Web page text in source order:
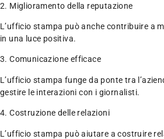
2. Miglioramento della reputazione
L’ufficio stampa può anche contribuire a
in una luce positiva.
3. Comunicazione efficace
L’ufficio stampa funge da ponte tra
gestire le interazioni con i giornalisti.
4. Costruzione delle relazioni
L’ufficio stampa può aiutare a costruire